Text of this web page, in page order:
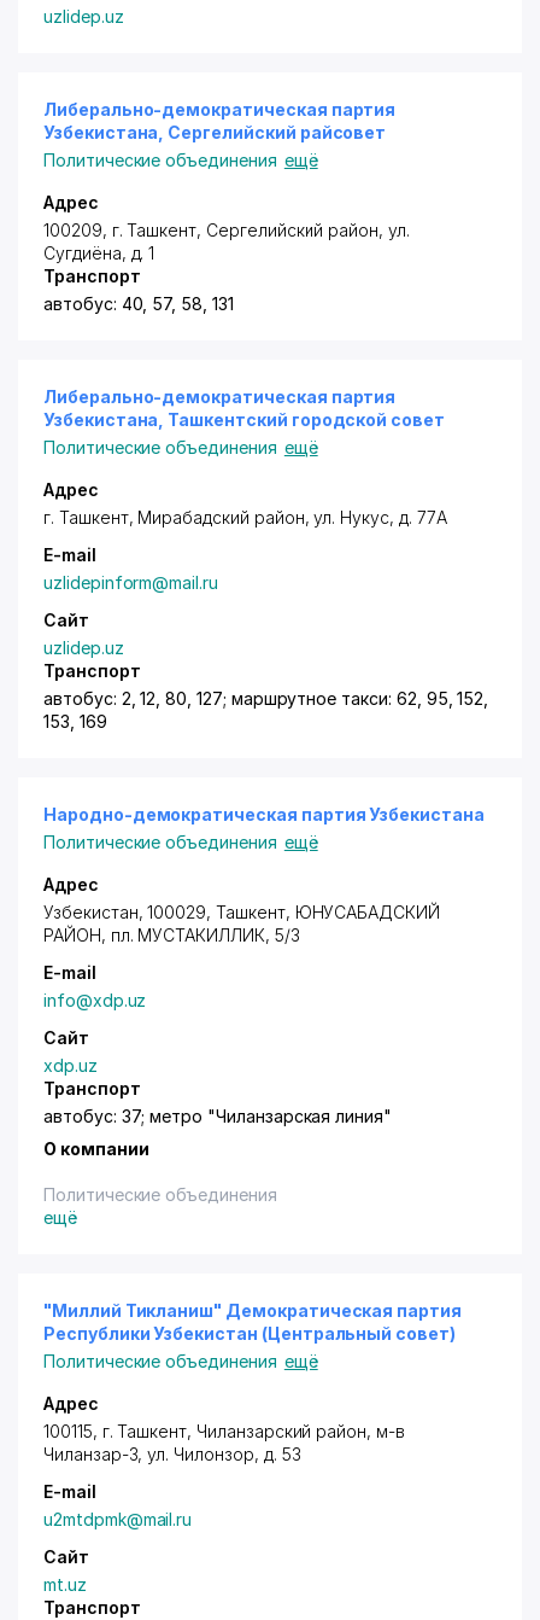
uzlidep.uz
Либерально-демократическая партия
Узбекистана, Сергелийский райсовет
Политические объединения ещё
Адрес
100209, г. Ташкент, Сергелийский район,ул.
Сугдиёна, д. 1
Транспорт
автобус: 40, 57, 58, 131
Либерально-демократическая партия
Узбекистана, Ташкентский городской совет
Политические объединения ещё
Адрес
г. Ташкент, Мирабадский район,ул. Нукус, д. 77А
E-mail
uzlidepinform@mail.ru
Сайт
uzlidep.uz
Транспорт
автобус: 2, 12, 80, 127; маршрутное такси: 62, 95, 152,
153, 169
Народно-демократическая партия Узбекистана
Политические объединения ещё
Адрес
Узбекистан, 100029, Ташкент, ЮНУСАБАДСКИЙ
РАЙОН, пл. МУСТАКИЛЛИК, 5/3
E-mail
info@xdp.uz
Сайт
xdp.uz
Транспорт
автобус: 37; метро "Чиланзарская линия"
О компании
Политические объединения
ещё
"Миллий Тикланиш" Демократическая партия
Республики Узбекистан (Центральный совет)
Политические объединения ещё
Адрес
100115, г. Ташкент, Чиланзарский район, м-в
Чиланзар-3,ул. Чилонзор, д. 53
E-mail
u2mtdpmk@mail.ru
Сайт
mt.uz
Транспорт